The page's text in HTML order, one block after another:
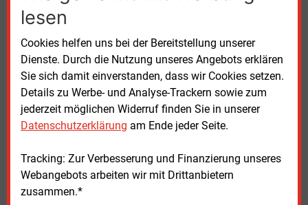
lesen
Cookies helfen uns bei der Bereitstellung unserer
Dienste. Durch die Nutzung unseres Angebots erklären
Sie sich damit einverstanden, dass wir Cookies setzen.
Details zu Werbe- und Analyse-Trackern sowie zum
jederzeit möglichen Widerruf finden Sie in unserer
Datenschutzerklärung am Ende jeder Seite.
Tracking: Zur Verbesserung und Finanzierung unseres
Webangebots arbeiten wir mit Drittanbietern
zusammen.*
Wasserstoffinfrastrukturen, die Angleichung der
technischen Anforderungen für den Handel mit
molekularem Wasserstoff und die Unterstützung bei
der Etablierung eines entsprechenden Marktes, der
den Handel zwischen Erzeugern und Abnehmern
ermöglichen soll.
Bereits am 26. September 2023 unterzeichneten
britische Staatssekretär Lord Martin Callanan vom
DESNZ eine gemeinsame Absichtserklärung für eine
vertiefte Zusammenarbeit im Bereich Wasserstoff.